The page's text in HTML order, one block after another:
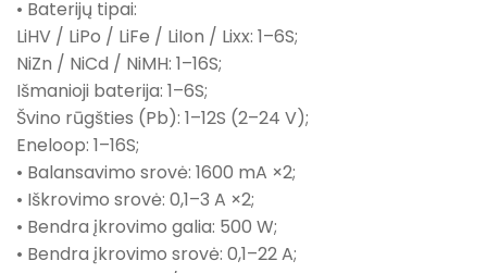
• Baterijų tipai:
LiHV / LiPo / LiFe / LiIon / Lixx: 1–6S;
NiZn / NiCd / NiMH: 1–16S;
Išmanioji baterija: 1–6S;
Švino rūgšties (Pb): 1–12S (2–24 V);
Eneloop: 1–16S;
• Balansavimo srovė: 1600 mA ×2;
• Iškrovimo srovė: 0,1–3 A ×2;
• Bendra įkrovimo galia: 500 W;
• Bendra įkrovimo srovė: 0,1–22 A;